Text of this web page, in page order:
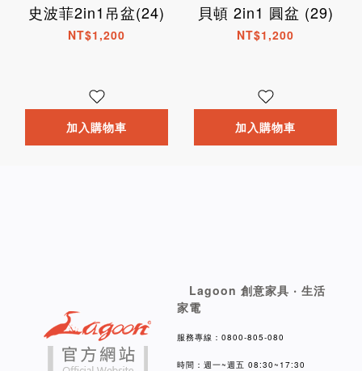
史波菲2in1吊盆(24)
NT$1,200
加入購物車
貝頓 2in1 圓盆 (29)
NT$1,200
加入購物車
Lagoon 創意家具 ‧ 生活
家電
服務專線：0800-805-080
時間：週一~週五 08:30~17:30